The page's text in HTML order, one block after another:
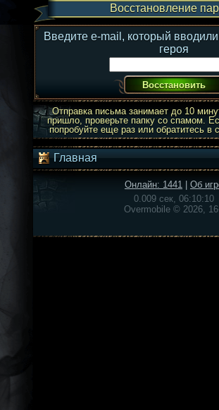
Восстановление
Введите e-mail, который
героя
Отправка письма занимает до 10
пришло, проверьте папку со спамом.
попробуйте еще раз или обратитесь в
Главная
Онлайн: 1441
Об
0.009 сек, 06:10:10
Overmobile © 2026,